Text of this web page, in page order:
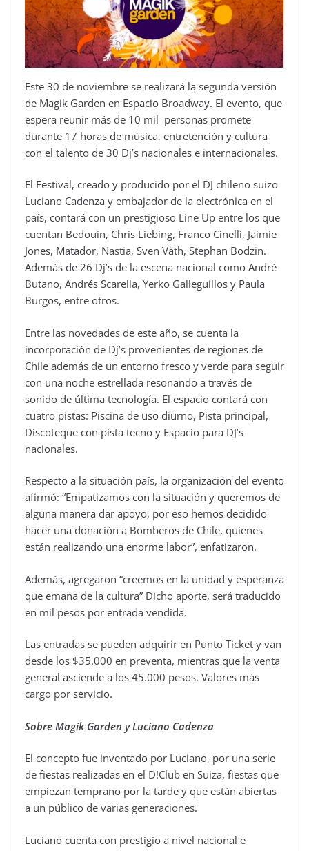
Este 30 de noviembre se realizará la segunda versión
de Magik Garden en Espacio Broadway. El evento, que
espera reunir más de 10 mil personas promete
durante 17 horas de música, entretención y cultura
con el talento de 30 Dj’s nacionales e internacionales.
El Festival, creado y producido por el DJ chileno suizo
Luciano Cadenza y embajador de la electrónica en el
país, contará con un prestigioso Line Up entre los que
cuentan Bedouin, Chris Liebing, Franco Cinelli, Jaimie
Jones, Matador, Nastia, Sven Väth, Stephan Bodzin.
Además de 26 Dj’s de la escena nacional como André
Butano, Andrés Scarella, Yerko Galleguillos y Paula
Burgos, entre otros.
Entre las novedades de este año, se cuenta la
incorporación de Dj’s provenientes de regiones de
Chile además de un entorno fresco y verde para seguir
con una noche estrellada resonando a través de
sonido de última tecnología. El espacio contará con
cuatro pistas: Piscina de uso diurno, Pista principal,
Discoteque con pista tecno y Espacio para DJ’s
nacionales.
Respecto a la situación país, la organización del evento
afirmó: “Empatizamos con la situación y queremos de
alguna manera dar apoyo, por eso hemos decidido
hacer una donación a Bomberos de Chile, quienes
están realizando una enorme labor”, enfatizaron.
Además, agregaron “creemos en la unidad y esperanza
que emana de la cultura” Dicho aporte, será traducido
en mil pesos por entrada vendida.
Las entradas se pueden adquirir en Punto Ticket y van
desde los $35.000 en preventa, mientras que la venta
general asciende a los 45.000 pesos. Valores más
cargo por servicio.
Sobre Magik Garden y Luciano Cadenza
El concepto fue inventado por Luciano, por una serie
de fiestas realizadas en el D!Club en Suiza, fiestas que
empiezan temprano por la tarde y que están abiertas
a un público de varias generaciones.
Luciano cuenta con prestigio a nivel nacional e